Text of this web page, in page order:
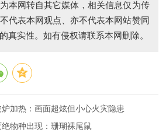
本网转自其它媒体，相关信息仅为传
代表本网观点、亦不代表本网站赞同
真实性。如有侵权请联系本网删除。
加热：画面超炫但小心火灾隐患
物种出现：珊瑚裸尾鼠